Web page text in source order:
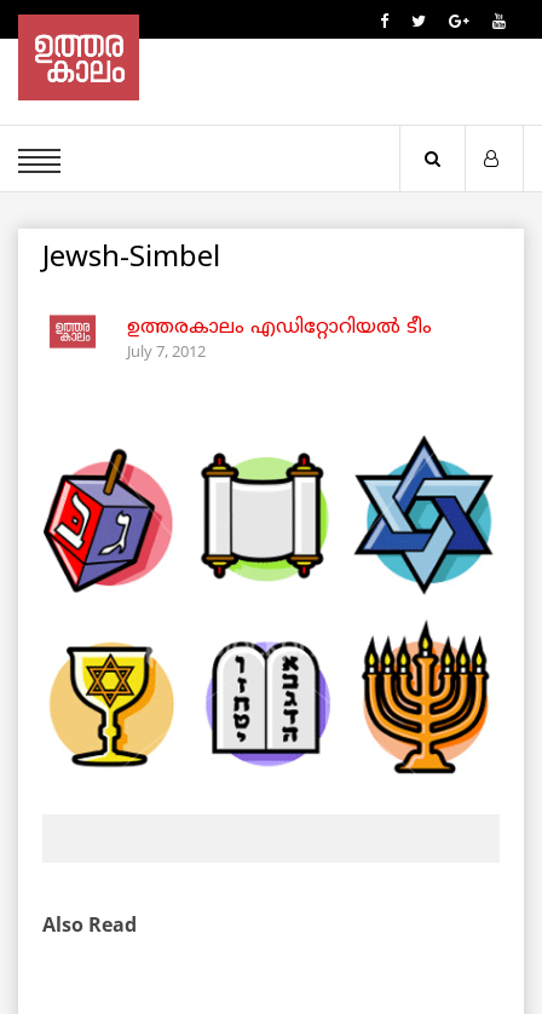
Jewsh-Simbel
ഉത്തരകാലം എഡിറ്റോറിയല്‍ ടീം
July 7, 2012
Also Read